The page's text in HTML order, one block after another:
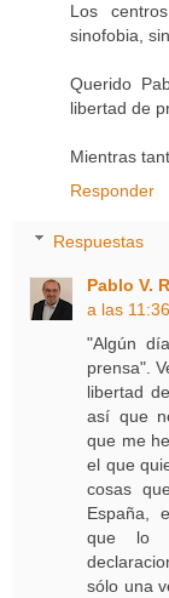
Los
sinofobia,
Querido
libertad de
Mientras
Responder
Respuestas
Pablo V.
a las 11:36
"Algún
prensa".
libertad
así que
que me
el que
cosas
España,
que lo
sólo una